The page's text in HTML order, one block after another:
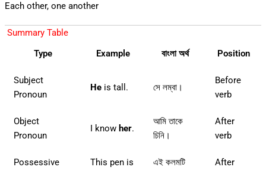
Each other, one another
Summary Table
Type
Example বাংলা অর্থ Position
Subject
Pronoun
He is tall. সে লম্বা।
Before
verb
Object
Pronoun
I know her.
আমি তাকে
চিনি।
After
verb
Possessive
This pen is
এই কলমটি
After